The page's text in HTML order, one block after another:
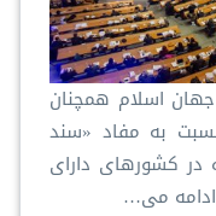
اسلام همچنان
به مفاد «سند
در کشورهای دارای
می…